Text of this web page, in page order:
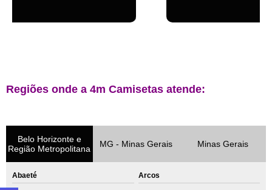
Regiões onde a 4m Camisetas atende:
Belo Horizonte e
Região Metropolitana
MG - Minas Gerais Minas Gerais
Abaeté Arcos